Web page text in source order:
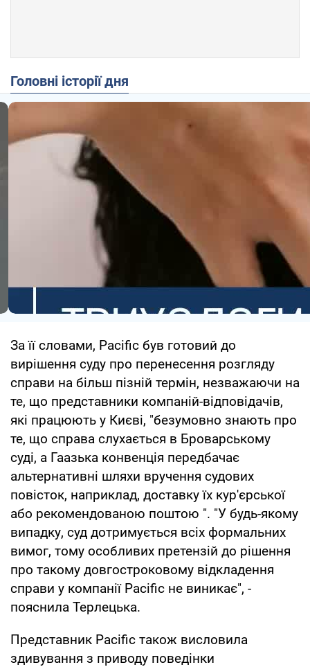
Головні історії дня
За її словами, Pacific був готовий до
вирішення суду про перенесення розгляду
справи на більш пізній термін, незважаючи на
те, що представники компаній-відповідачів,
які працюють у Києві, "безумовно знають про
те, що справа слухається в Броварському
суді, а Гаазька конвенція передбачає
альтернативні шляхи вручення судових
повісток, наприклад, доставку їх кур'єрської
або рекомендованою поштою ". "У будь-якому
випадку, суд дотримується всіх формальних
вимог, тому особливих претензій до рішення
про такому довгостроковому відкладення
справи у компанії Pacific не виникає", -
пояснила Терлецька.
Представник Pacific також висловила
здивування з приводу поведінки